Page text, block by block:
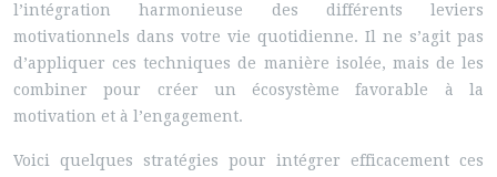
l’intégration harmonieuse des différents leviers
motivationnels dans votre vie quotidienne. Il ne s’agit pas
d’appliquer ces techniques de manière isolée, mais de les
combiner pour créer un écosystème favorable à la
motivation et à l’engagement.
Voici quelques stratégies pour intégrer efficacement ces